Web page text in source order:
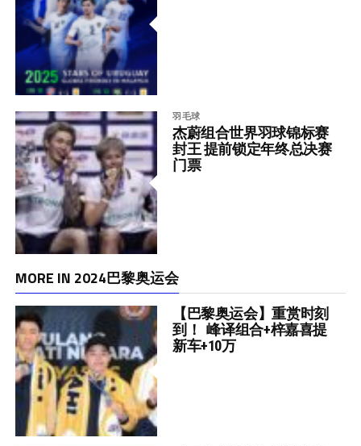
羽毛球
杰蔚组合世界羽球锦标赛
封王 提前锁定年终总决赛
门票
MORE IN 2024巴黎奥运会
【巴黎奥运会】重赏时刻
到！ 峰译组合+梓嘉喜提
新车+10万